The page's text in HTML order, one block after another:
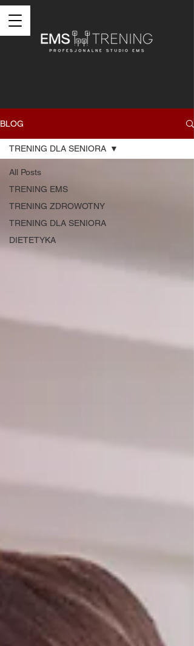
BLOG
All Posts
TRENING EMS
TRENING ZDROWOTNY
TRENING DLA SENIORA
DIETETYKA
TRENING DLA SENIORA